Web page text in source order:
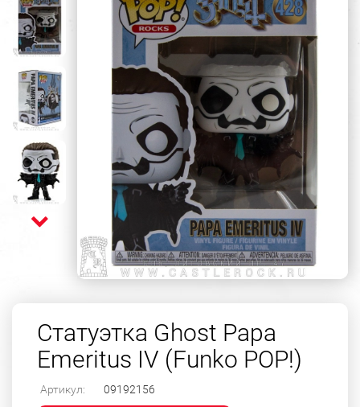
Статуэтка Ghost Papa
Emeritus IV (Funko POP!)
Артикул: 09192156